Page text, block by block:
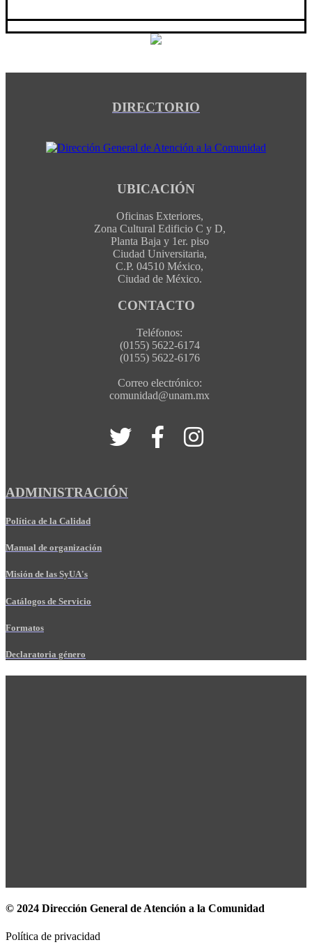
DIRECTORIO
UBICACIÓN
Oficinas Exteriores,
Zona Cultural Edificio C y D,
Planta Baja y 1er. piso
Ciudad Universitaria,
C.P. 04510 México,
Ciudad de México.
CONTACTO
Teléfonos:
(0155) 5622-6174
(0155) 5622-6176
Correo electrónico:
comunidad@unam.mx
ADMINISTRACIÓN
Política de la Calidad
Manual de organización
Misión de las SyUA's
Catálogos de Servicio
Formatos
Declaratoria género
© 2024 Dirección General de Atención a la Comunidad
Política de privacidad